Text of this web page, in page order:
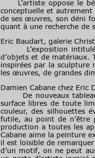
L’artiste oppose le
conceptuelle et
de ses œuvres, son déni
quant à une recherche de
Eric Baudart, galerie
L’exposition intitulée
d’objets et de matériaux.
inspirées par la sculpture
les œuvres, de grandes
Damien Cabane chez
De nouveaux tableaux
surface libres de toute
couleur, des silhouettes
futile, au point de n’être
production a toutes les
Cabane aime la peinture
il est loisible de
d’un motif, on ne peut